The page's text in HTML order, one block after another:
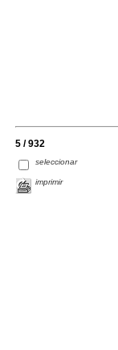
5 / 932
seleccionar
imprimir